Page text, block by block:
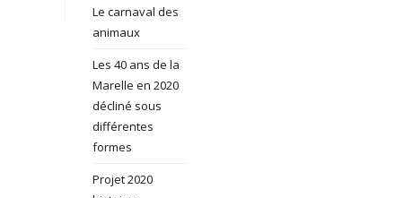
Le carnaval des
animaux
Les 40 ans de la
Marelle en 2020
décliné sous
différentes
formes
Projet 2020